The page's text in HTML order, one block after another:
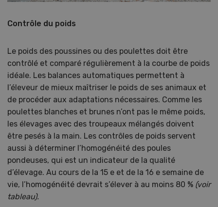
Contrôle du poids
Le poids des poussines ou des poulettes doit être
contrôlé et comparé régulièrement à la courbe de poids
idéale. Les balances automatiques permettent à
l’éleveur de mieux maîtriser le poids de ses animaux et
de procéder aux adaptations nécessaires. Comme les
poulettes blanches et brunes n’ont pas le même poids,
les élevages avec des troupeaux mélangés doivent
être pesés à la main. Les contrôles de poids servent
aussi à déterminer l’homogénéité des poules
pondeuses, qui est un indicateur de la qualité
d’élevage. Au cours de la 15 e et de la 16 e semaine de
vie, l’homogénéité devrait s’élever à au moins 80 % (voir
tableau).